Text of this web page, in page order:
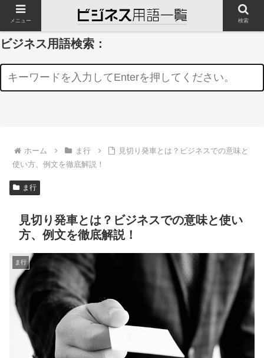
ビジネス用語検索：
ホーム ま行
見切り発車とは？ビジネスでの意味と
使い方、例文を徹底解説！
ま行
見切り発車とは？ビジネスでの意味と使い
方、例文を徹底解説！
ま行
メニュー 検索